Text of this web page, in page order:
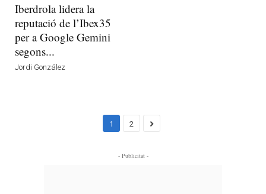
Iberdrola lidera la
reputació de l’Ibex35
per a Google Gemini
segons...
Jordi González
1 2
- Publicitat -